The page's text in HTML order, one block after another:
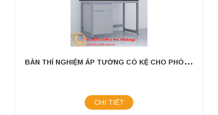
B
ÀN THÍ NGHIỆM ÁP TƯỜNG CÓ KỆ CHO PHÒNG THÍ NGHIỆM KÍCH THƯỚC 1200MM
CHI TIẾT